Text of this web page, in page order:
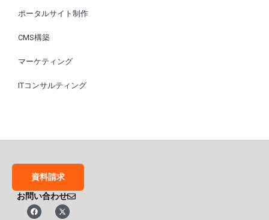
ポータルサイト制作
CMS構築
マーケティング
ITコンサルティング
資料請求
お問い合わせ
F
a
X
-